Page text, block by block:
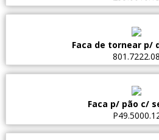
Faca de tornear p/
801.7222.08
Faca p/ pão c/